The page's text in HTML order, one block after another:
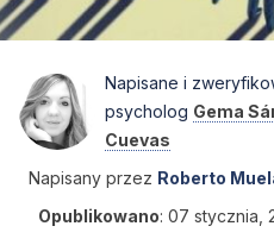
Napisane i
psycholog Gema
Cuevas
Napisany przez Roberto
Opublikowano: 07 stycznia,